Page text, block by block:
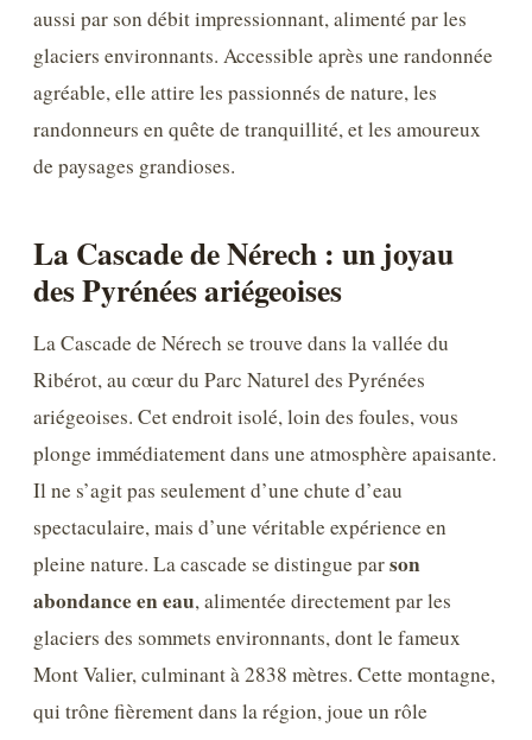
aussi par son débit impressionnant, alimenté par les
glaciers environnants. Accessible après une randonnée
agréable, elle attire les passionnés de nature, les
randonneurs en quête de tranquillité, et les amoureux
de paysages grandioses.
La Cascade de Nérech : un joyau
des Pyrénées ariégeoises
La Cascade de Nérech se trouve dans la vallée du
Ribérot, au cœur du Parc Naturel des Pyrénées
ariégeoises. Cet endroit isolé, loin des foules, vous
plonge immédiatement dans une atmosphère apaisante.
Il ne s’agit pas seulement d’une chute d’eau
spectaculaire, mais d’une véritable expérience en
pleine nature. La cascade se distingue parson
abondance en eau, alimentée directement par les
glaciers des sommets environnants, dont le fameux
Mont Valier, culminant à 2838 mètres. Cette montagne,
qui trône fièrement dans la région, joue un rôle